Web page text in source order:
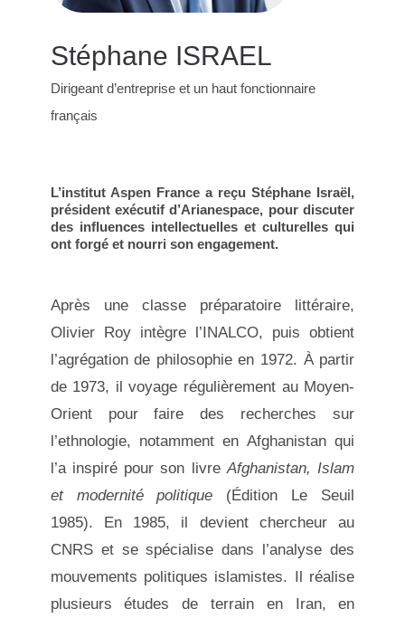
Stéphane ISRAEL
Dirigeant d’entreprise et un haut fonctionnaire
français
L’institut Aspen France a reçu Stéphane Israël,
président exécutif d’Arianespace, pour discuter
des influences intellectuelles et culturelles qui
ont forgé et nourri son engagement.
Après une classe préparatoire littéraire,
Olivier Roy intègre l’INALCO, puis obtient
l’agrégation de philosophie en 1972. À partir
de 1973, il voyage régulièrement au Moyen-
Orient pour faire des recherches sur
l’ethnologie, notamment en Afghanistan qui
l’a inspiré pour son livreAfghanistan, Islam
et modernité politique (Édition Le Seuil
1985). En 1985, il devient chercheur au
CNRS et se spécialise dans l’analyse des
mouvements politiques islamistes. Il réalise
plusieurs études de terrain en Iran, en